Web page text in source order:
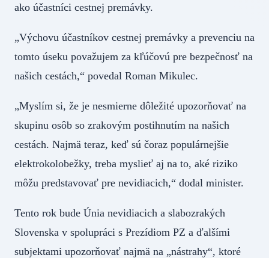
ako účastníci cestnej premávky.
„Výchovu účastníkov cestnej premávky a prevenciu na
tomto úseku považujem za kľúčovú pre bezpečnosť na
našich cestách,“ povedal Roman Mikulec.
„Myslím si, že je nesmierne dôležité upozorňovať na
skupinu osôb so zrakovým postihnutím na našich
cestách. Najmä teraz, keď sú čoraz populárnejšie
elektrokolobežky, treba myslieť aj na to, aké riziko
môžu predstavovať pre nevidiacich,“ dodal minister.
Tento rok bude Únia nevidiacich a slabozrakých
Slovenska v spolupráci s Prezídiom PZ a ďalšími
subjektami upozorňovať najmä na „nástrahy“, ktoré